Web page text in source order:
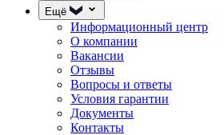
Ещё
Информационный центр
О компании
Вакансии
Отзывы
Вопросы и ответы
Условия гарантии
Документы
Контакты